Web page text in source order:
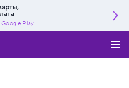
Google Play